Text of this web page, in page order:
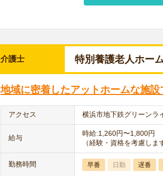
介護士 特別養護老人ホー
地域に密着したアットホームな施設
アクセス 横浜市地下鉄グリーンラ
給与
時給:1,260円〜1,800円
（経験・資格を考慮しま
勤務時間 早番 日勤 遅番